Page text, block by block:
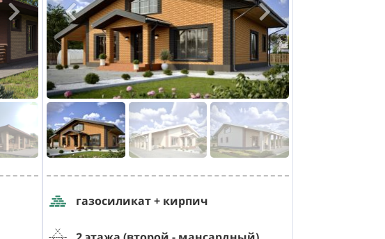
газосиликат + кирпич